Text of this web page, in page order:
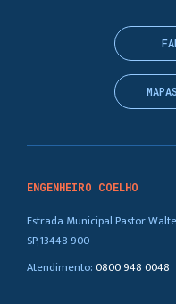
ENGENHEIRO COELHO
Estrada Municipal Pastor
SP, 13448-900
Atendimento:0800 948 0048